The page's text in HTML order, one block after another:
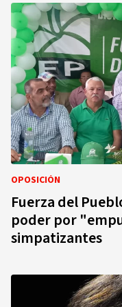
OPOSICIÓN
Fuerza del
poder por
simpatizantes